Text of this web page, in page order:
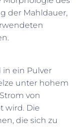
der Mahldauer,
ein Pulver
unter hohem
von
wird. Die
die sich zu